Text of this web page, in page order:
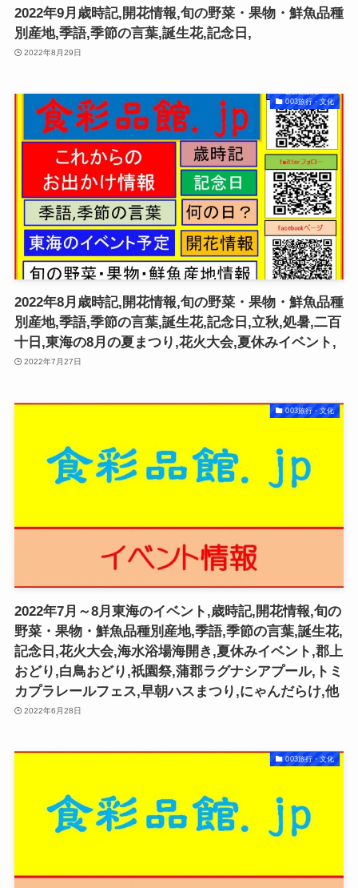
2022年9月歳時記,開花情報,旬の野菜・果物・鮮魚品種
別産地,季語,季節の言葉,誕生花,記念日,
2022年8月29日
003旅行・文化
2022年8月歳時記,開花情報,旬の野菜・果物・鮮魚品種
別産地,季語,季節の言葉,誕生花,記念日,立秋,処暑,二百
十日,東海の8月の夏まつり,花火大会,夏休みイベント,
2022年7月27日
003旅行・文化
2022年7月～8月東海のイベント,歳時記,開花情報,旬の
野菜・果物・鮮魚品種別産地,季語,季節の言葉,誕生花,
記念日,花火大会,海水浴場海開き,夏休みイベント,郡上
おどり,白鳥おどり,祇園祭,蒲郡ラグナシアプール,トミ
カプラレールフェス,早朝ハスまつり,にゃんだらけ,他
2022年6月28日
003旅行・文化